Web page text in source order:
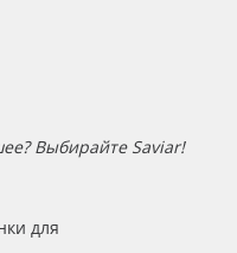
Выбирайте Saviar!
для